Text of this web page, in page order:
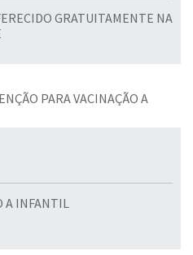
GRATUITAMENTE NA
A INFANTIL